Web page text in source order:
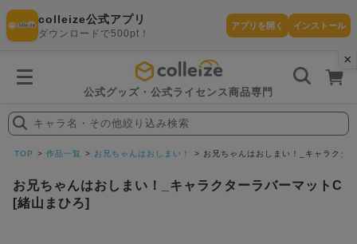
×
colleize公式アプリ
ダウンロードで500pt！
アプリを開く インストール
公式グッズ・公式ライセンス商品専門
探
す
キャラ名・その他絞り込み検索
TOP 作品一覧 お兄ちゃんはおしまい！ お兄ちゃんはおしまい！_キャラクタ
お兄ちゃんはおしまい！_キャラクターラバーマットC
[緒山まひろ]